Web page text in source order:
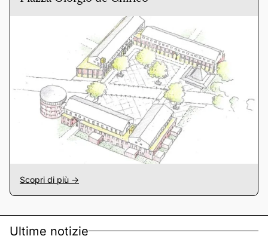
Scopri di più ->
Ultime notizie